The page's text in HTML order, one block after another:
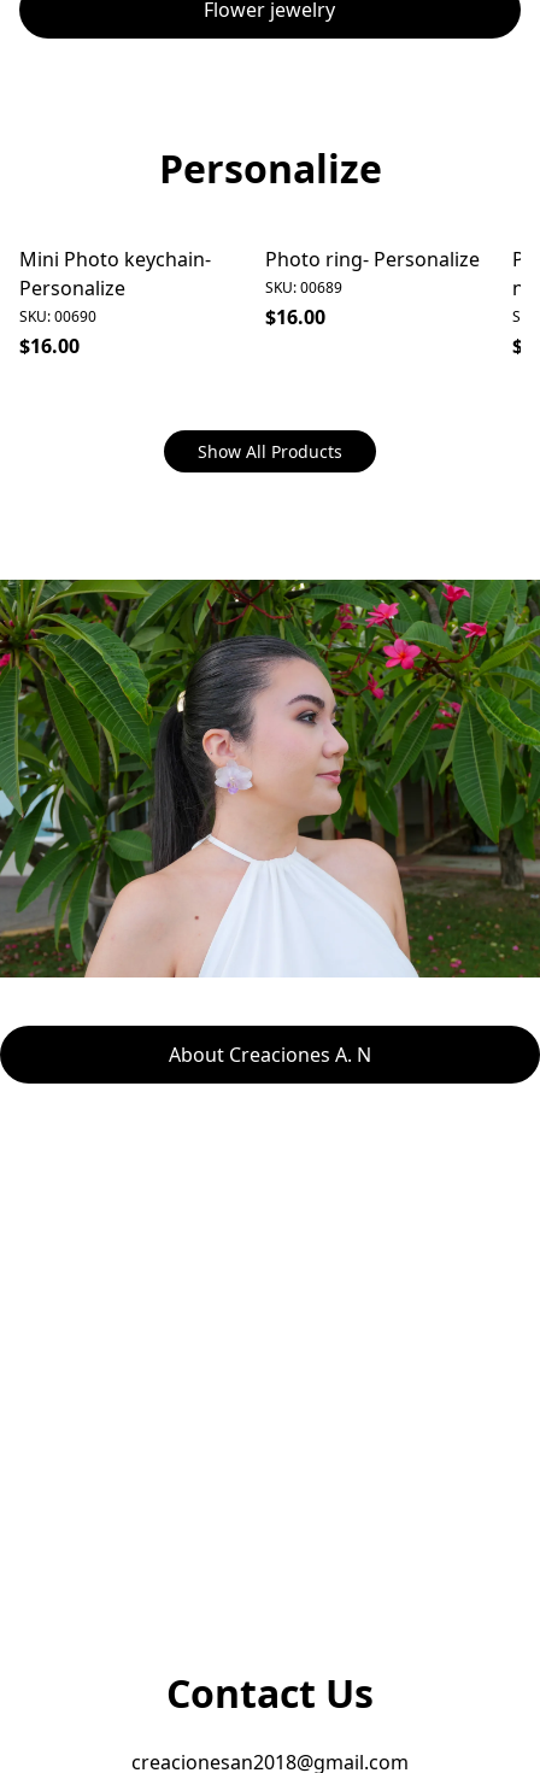
Flower jewelry
Personalize
Mini Photo keychain-
Personalize
SKU: 00690
$16.00
Photo ring- Personalize
SKU: 00689
$16.00
Show All Products
About Creaciones A. N
Contact Us
creacionesan2018@gmail.com